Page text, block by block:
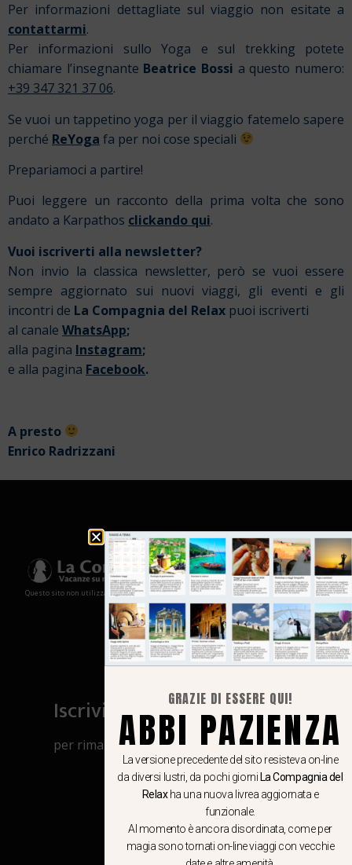
Per informazioni dettagliate sul viaggio non esitate a
contattarmi.
Per informazioni sullo Yoga e sul trekking potete
chiamare l’insegnante Beatrice Bossi a questo numero:
+39 347 321 37 06.
Se vuoi un tappetino yoga per il viaggio fatemelo sapere
perché ReYoga fa per noi cose speciali
Prepariamoci a partire!
Puoi leggere un racconto della prima volta che sono
andato a Karpathos clickando qui.
Vuoi iscriverti alla newsletter?
Non invio la classica newsletter, però se vuoi essere
sempre aggiornato sui nuovi viaggi, gli eventi e gli
incontri de La Compagnia del Relax puoi iscriverti
al canale WhatsApp;
alla pagina Instagram;
e alla pagina Facebook.
A presto
Enrico Radrizzani
Questo sito non utilizza cookies e non memorizza in alcun modo le tue informazioni
Iscriviti al canale Whatsapp
per rimanere aggiornato su viaggi, eventi
e notizie!
CLICCA QUI
GRAZIE DI ESSERE QUI!
ABBI PAZIENZA
La versione precedente del sito resisteva on-line
da diversi lustri, da pochi giorni La Compagnia del
Relaxha una nuova livrea aggiornata e
funzionale.
Al momento è ancora disordinata, come per
magia sono tornati on-line viaggi con vecchie